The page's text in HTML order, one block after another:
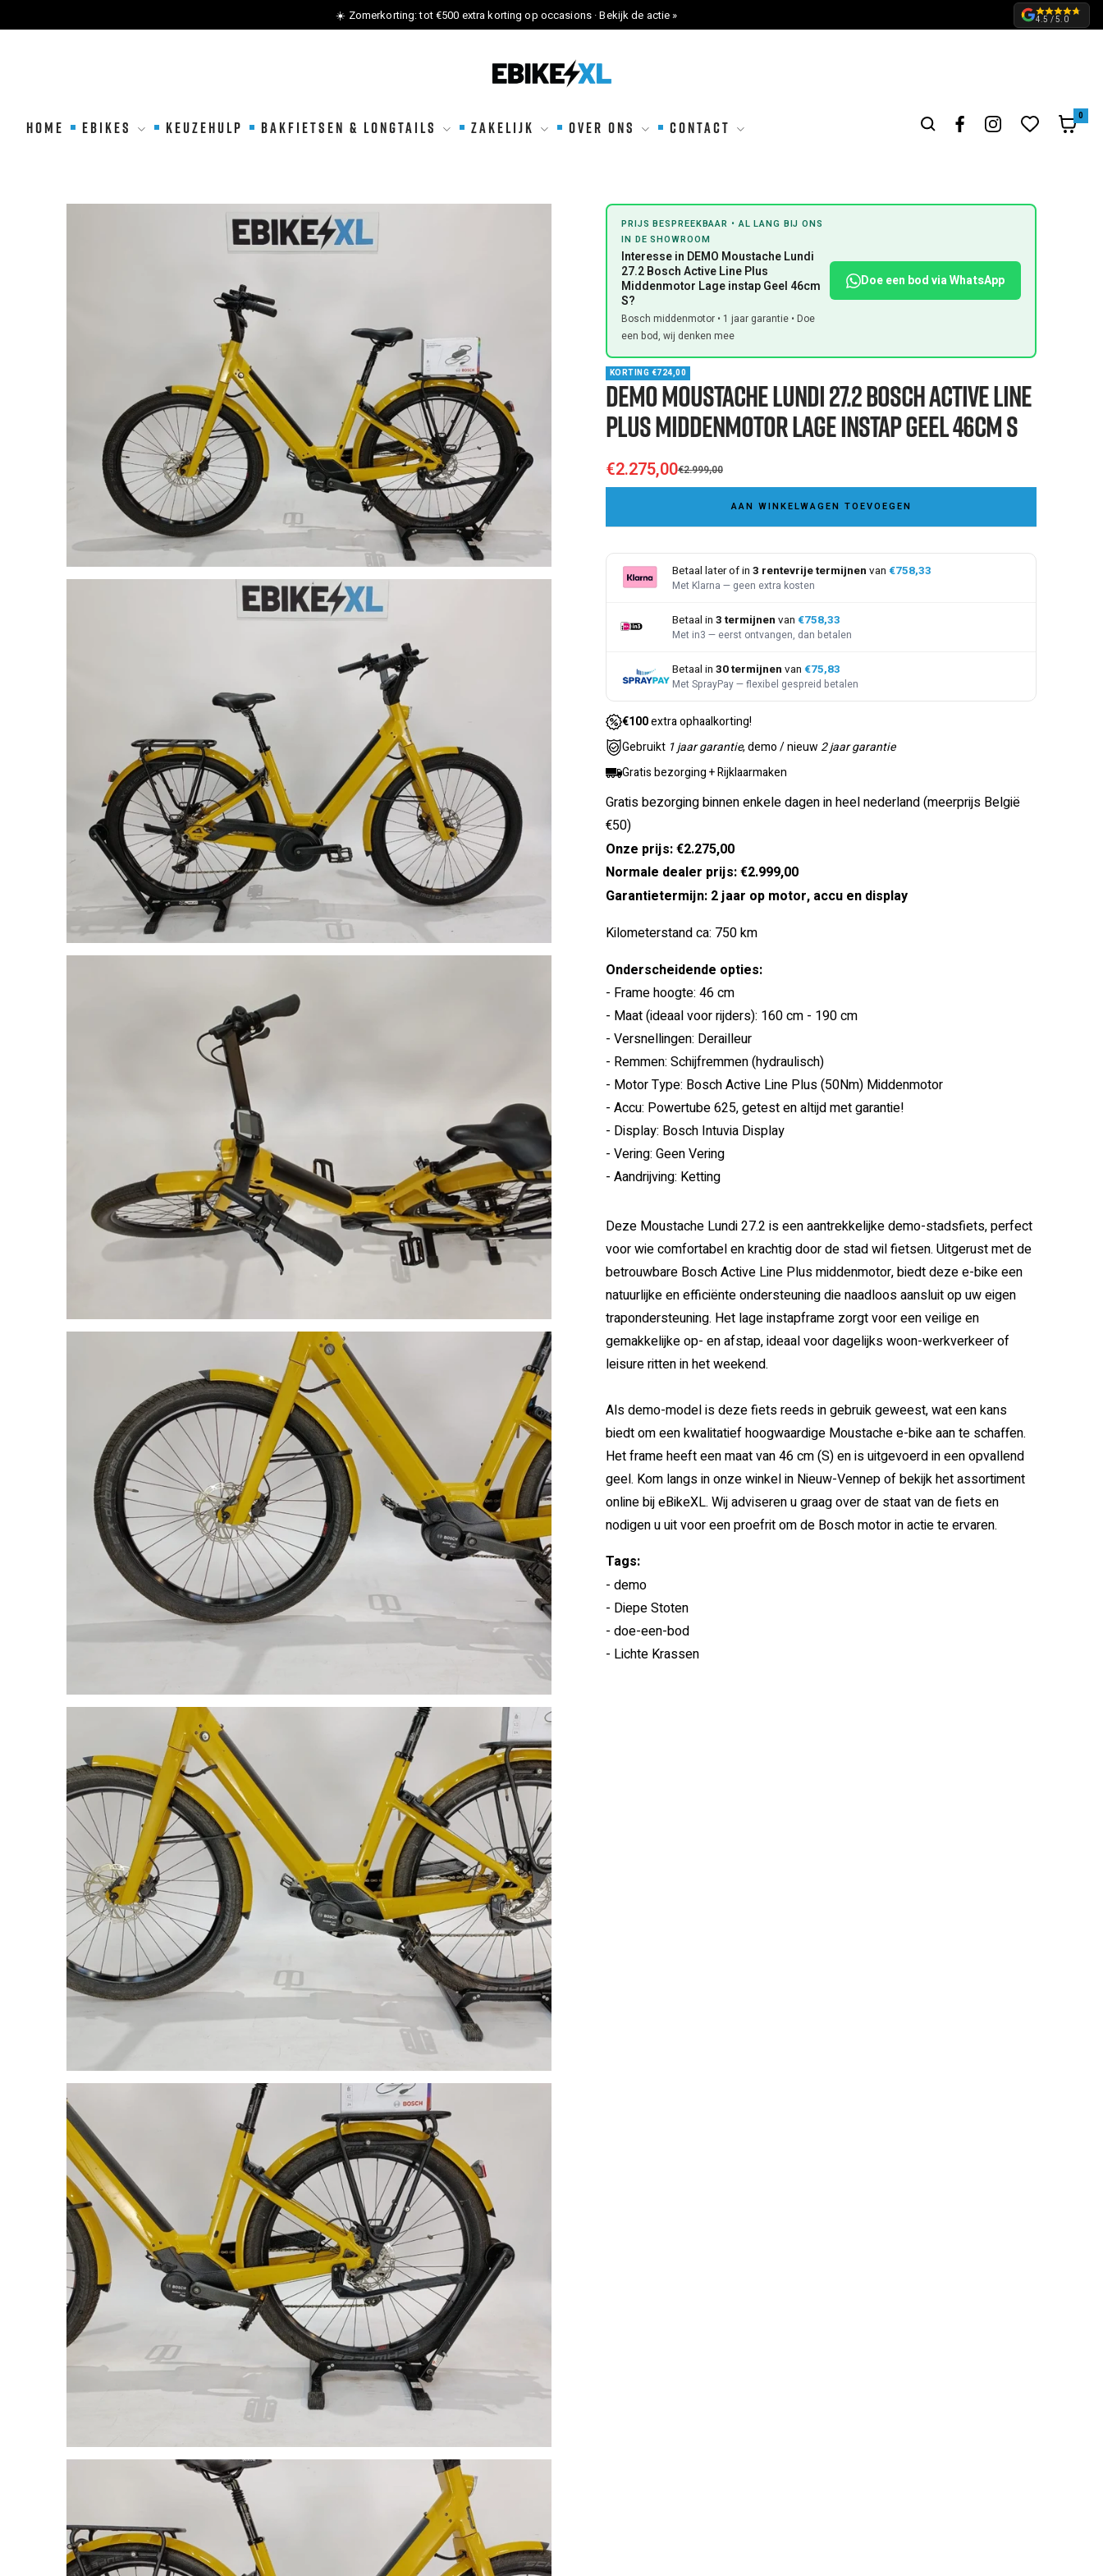
☀️ Zomerkorting: tot €500 extra korting op occasions · Bekijk de actie » 4.5 / 5.0
eBikeXL
HOME EBIKES KEUZEHULP BAKFIETSEN & LONGTAILS ZAKELIJK OVER ONS CONTACT
0
PRIJS BESPREEKBAAR • AL LANG BIJ ONS
IN DE SHOWROOM
Interesse in DEMO Moustache Lundi
27.2 Bosch Active Line Plus
Middenmotor Lage instap Geel 46cm
S?
Bosch middenmotor • 1 jaar garantie • Doe
een bod, wij denken mee
Doe een bod via WhatsApp
KORTING €724,00
DEMO Moustache Lundi 27.2 Bosch Active Line
Plus Middenmotor Lage instap Geel 46cm S
Sale
€2.275,00
Regular
€2.999,00
AAN WINKELWAGEN TOEVOEGEN
Betaal later of in 3 rentevrije termijnen van €758,33
Met Klarna — geen extra kosten
Betaal in 3 termijnen van €758,33
Met in3 — eerst ontvangen, dan betalen
Betaal in 30 termijnen van €75,83
Met SprayPay — flexibel gespreid betalen
€100extra ophaalkorting!
Gebruikt 1 jaar garantie, demo / nieuw 2 jaar garantie
Gratis bezorging + Rijklaarmaken
Gratis bezorging binnen enkele dagen in heel nederland (meerprijs België
€50)
Onze prijs: €2.275,00
Normale dealer prijs: €2.999,00
Garantietermijn: 2 jaar op motor, accu en display
Kilometerstand ca: 750 km
Onderscheidende opties:
- Frame hoogte: 46 cm
- Maat (ideaal voor rijders): 160 cm - 190 cm
- Versnellingen: Derailleur
- Remmen: Schijfremmen (hydraulisch)
- Motor Type: Bosch Active Line Plus (50Nm) Middenmotor
- Accu: Powertube 625, getest en altijd met garantie!
- Display: Bosch Intuvia Display
- Vering: Geen Vering
- Aandrijving: Ketting
Deze Moustache Lundi 27.2 is een aantrekkelijke demo-stadsfiets, perfect
voor wie comfortabel en krachtig door de stad wil fietsen. Uitgerust met de
betrouwbare Bosch Active Line Plus middenmotor, biedt deze e-bike een
natuurlijke en efficiënte ondersteuning die naadloos aansluit op uw eigen
trapondersteuning. Het lage instapframe zorgt voor een veilige en
gemakkelijke op- en afstap, ideaal voor dagelijks woon-werkverkeer of
leisure ritten in het weekend.
Als demo-model is deze fiets reeds in gebruik geweest, wat een kans
biedt om een kwalitatief hoogwaardige Moustache e-bike aan te schaffen.
Het frame heeft een maat van 46 cm (S) en is uitgevoerd in een opvallend
geel. Kom langs in onze winkel in Nieuw-Vennep of bekijk het assortiment
online bij eBikeXL. Wij adviseren u graag over de staat van de fiets en
nodigen u uit voor een proefrit om de Bosch motor in actie te ervaren.
Tags:
- demo
- Diepe Stoten
- doe-een-bod
- Lichte Krassen